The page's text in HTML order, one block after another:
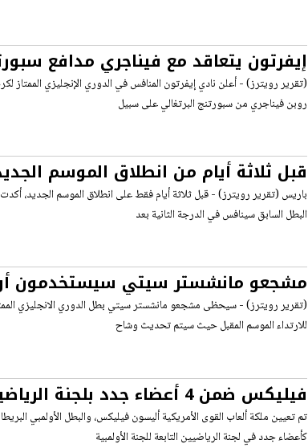
إيفرتون يتعاقد مع فيناجري مدافع
الإعارة
(تقرير رويترز) - أعلن نادي إيفرتون المنافس في الدوري الإنجليزي الممتاز
روبن فيناجري من سبورتنج البرتغالي على سبيل
قبل ثلاثة أيام من انطلاق الموسم
بوردو في الدرجة الثانية
باريس (تقرير رويترز) - قبل ثلاثة أيام فقط على انطلاق الموسم الجديد،
البطل السابق سينافس في الدرجة الثانية بعد
مشجعو مانشستر سيتي سيستخدمون
الموسم المقبل
(تقرير رويترز) - سيحظى مشجعو مانشستر سيتي بطل الدوري الانجليزي
للارتداء الموسم المقبل حيث سيتم تحديث وشاح
فيليكس ضمن 4 أعضاء جدد بلجنة
الدولية
تم تعيين ملكة ألعاب القوى الأمريكية أليسون فيليكس، والبطل الأولمبي
كأعضاء جدد في لجنة الرياضيين التابعة للجنة الأولمبية